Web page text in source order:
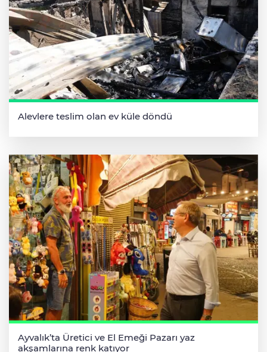
Alevlere teslim olan ev küle döndü
Ayvalık’ta Üretici ve El Emeği Pazarı yaz
akşamlarına renk katıyor